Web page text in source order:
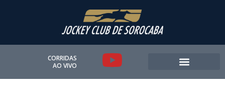
CORRIDAS
AO VIVO
Y
o